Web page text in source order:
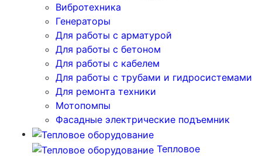
Вибротехника
Генераторы
Для работы с арматурой
Для работы с бетоном
Для работы с кабелем
Для работы с трубами и гидросистемами
Для ремонта техники
Мотопомпы
Фасадные электрические подъемник
Тепловое